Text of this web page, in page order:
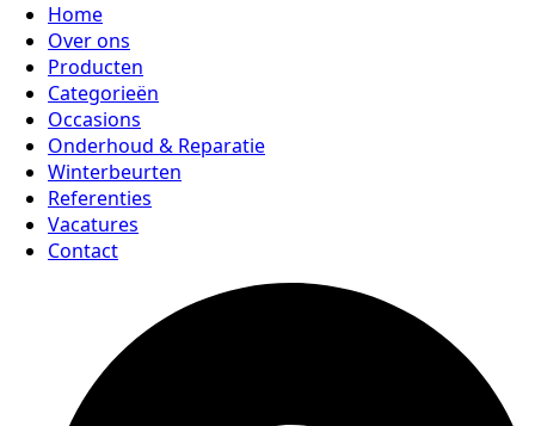
Home
Over ons
Producten
Categorieën
Occasions
Onderhoud & Reparatie
Winterbeurten
Referenties
Vacatures
Contact